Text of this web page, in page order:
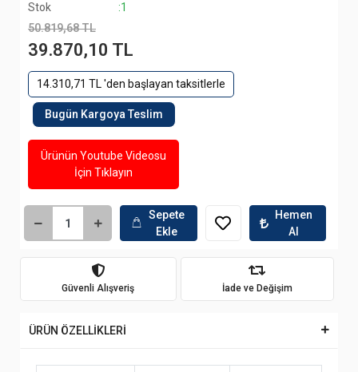
Stok
:1
50.819,68 TL
39.870,10 TL
14.310,71 TL 'den başlayan taksitlerle
Bugün Kargoya Teslim
Ürünün Youtube Videosu
İçin Tıklayın
Sepete
Ekle
Hemen
Al
Güvenli Alışveriş İade ve Değişim
ÜRÜN ÖZELLİKLERİ